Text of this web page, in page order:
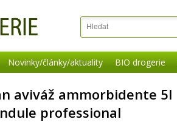
Novinky/články/aktuality BIO drogerie
aviváž ammorbidente 5l
professional